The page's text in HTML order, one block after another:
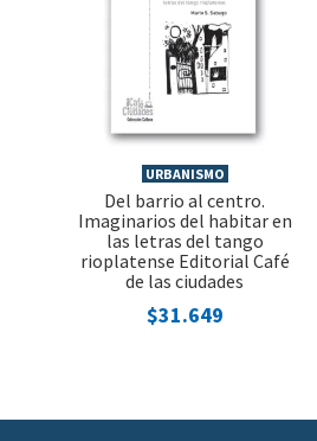
URBANISMO
Del barrio al centro.
Imaginarios del habitar en
las letras del tango
rioplatense Editorial Café
de las ciudades
$31.649